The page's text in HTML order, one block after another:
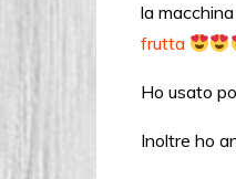
la
frutta
Ho usato
Inoltre ho